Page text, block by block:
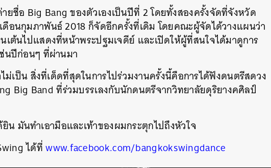
ยชื่อ Big Bang ของตัวเองเป็นปีที่ 2 โดยทั้งสองครั้งจัดที่จังหวัด
อนกุมภาพันธ์ 2018 ก็จัดอีกครั้งที่เดิม โดยคณะผู้จัดได้วางแผนว่า
ต้นไปแสดงที่หน้าพระปฐมเจดีย์ และเปิดให้ผู้ที่สนใจได้มาดูการ
นปีก่อนๆ ที่ผ่านมา
เป็น สิ่งที่เด็ดที่สุดในการไปร่วมงานครั้งนี้คือการได้ฟังดนตรีสดวง
Big Band ที่ร่วมบรรเลงกับนักดนตรีจากวิทยาลัยดุริยางคศิลป์
น มันทำเอามือและเท้าของผมกระตุกไปถึงหัวใจ
ได้ที่www.facebook.com/bangkokswingdance